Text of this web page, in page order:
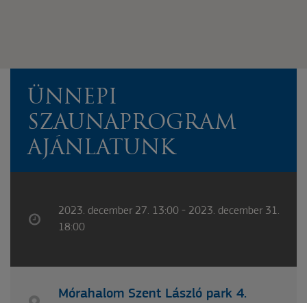
ÜNNEPI
SZAUNAPROGRAM
AJÁNLATUNK
2023. december 27. 13:00 - 2023. december 31.
18:00
Mórahalom Szent László park 4.